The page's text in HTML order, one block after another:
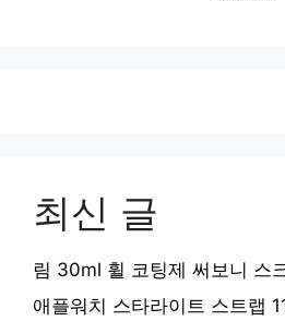
최신 글
림 30ml 휠 코팅제 써보니 스
애플워치 스타라이트 스트랩